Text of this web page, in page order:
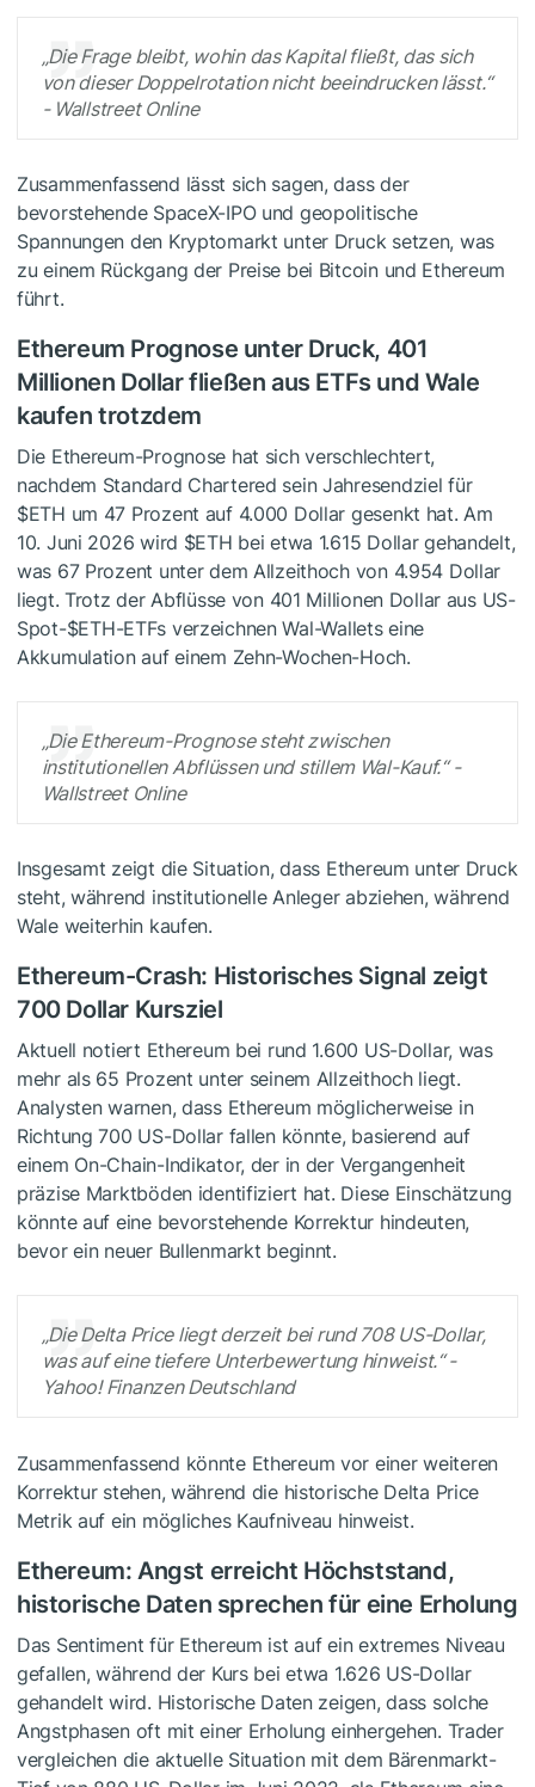
„Die Frage bleibt, wohin das Kapital fließt, das sich
von dieser Doppelrotation nicht beeindrucken lässt.“
- Wallstreet Online
Zusammenfassend lässt sich sagen, dass der
bevorstehende SpaceX-IPO und geopolitische
Spannungen den Kryptomarkt unter Druck setzen, was
zu einem Rückgang der Preise bei Bitcoin und Ethereum
führt.
Ethereum Prognose unter Druck, 401
Millionen Dollar fließen aus ETFs und Wale
kaufen trotzdem
Die Ethereum-Prognose hat sich verschlechtert,
nachdem Standard Chartered sein Jahresendziel für
$ETH um 47 Prozent auf 4.000 Dollar gesenkt hat. Am
10. Juni 2026 wird $ETH bei etwa 1.615 Dollar gehandelt,
was 67 Prozent unter dem Allzeithoch von 4.954 Dollar
liegt. Trotz der Abflüsse von 401 Millionen Dollar aus US-
Spot-$ETH-ETFs verzeichnen Wal-Wallets eine
Akkumulation auf einem Zehn-Wochen-Hoch.
„Die Ethereum-Prognose steht zwischen
institutionellen Abflüssen und stillem Wal-Kauf.“ -
Wallstreet Online
Insgesamt zeigt die Situation, dass Ethereum unter Druck
steht, während institutionelle Anleger abziehen, während
Wale weiterhin kaufen.
Ethereum-Crash: Historisches Signal zeigt
700 Dollar Kursziel
Aktuell notiert Ethereum bei rund 1.600 US-Dollar, was
mehr als 65 Prozent unter seinem Allzeithoch liegt.
Analysten warnen, dass Ethereum möglicherweise in
Richtung 700 US-Dollar fallen könnte, basierend auf
einem On-Chain-Indikator, der in der Vergangenheit
präzise Marktböden identifiziert hat. Diese Einschätzung
könnte auf eine bevorstehende Korrektur hindeuten,
bevor ein neuer Bullenmarkt beginnt.
„Die Delta Price liegt derzeit bei rund 708 US-Dollar,
was auf eine tiefere Unterbewertung hinweist.“ -
Yahoo! Finanzen Deutschland
Zusammenfassend könnte Ethereum vor einer weiteren
Korrektur stehen, während die historische Delta Price
Metrik auf ein mögliches Kaufniveau hinweist.
Ethereum: Angst erreicht Höchststand,
historische Daten sprechen für eine Erholung
Das Sentiment für Ethereum ist auf ein extremes Niveau
gefallen, während der Kurs bei etwa 1.626 US-Dollar
gehandelt wird. Historische Daten zeigen, dass solche
Angstphasen oft mit einer Erholung einhergehen. Trader
vergleichen die aktuelle Situation mit dem Bärenmarkt-